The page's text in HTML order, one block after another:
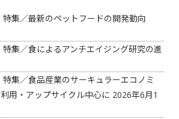
特集／最新のペットフードの開発動向
特集／食によるアンチエイジング研究の進
特集／食品産業のサーキュラーエコノミ
用・アップサイクル中心に 2026年6月1